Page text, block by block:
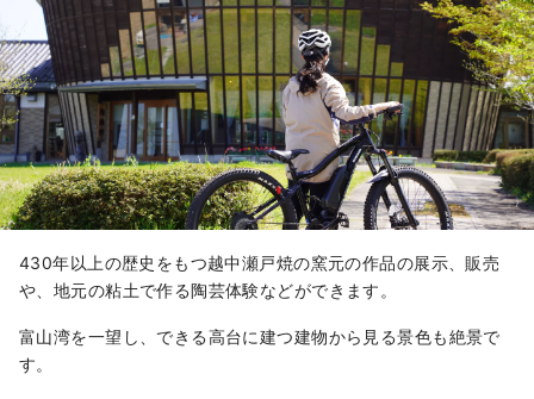
430年以上の歴史をもつ越中瀬戸焼の窯元の作品の展示、販売
や、地元の粘土で作る陶芸体験などができます。
富山湾を一望し、できる高台に建つ建物から見る景色も絶景で
す。